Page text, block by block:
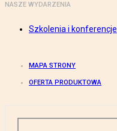
NASZE WYDARZENIA
Szkolenia i konferencje
MAPA STRONY
OFERTA PRODUKTOWA